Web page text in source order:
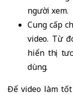
người xem.
Cung cấp
video. Từ
hiển thị
dùng.
Để video làm